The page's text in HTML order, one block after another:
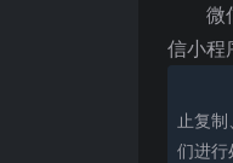
微
信小程
止复
们进行